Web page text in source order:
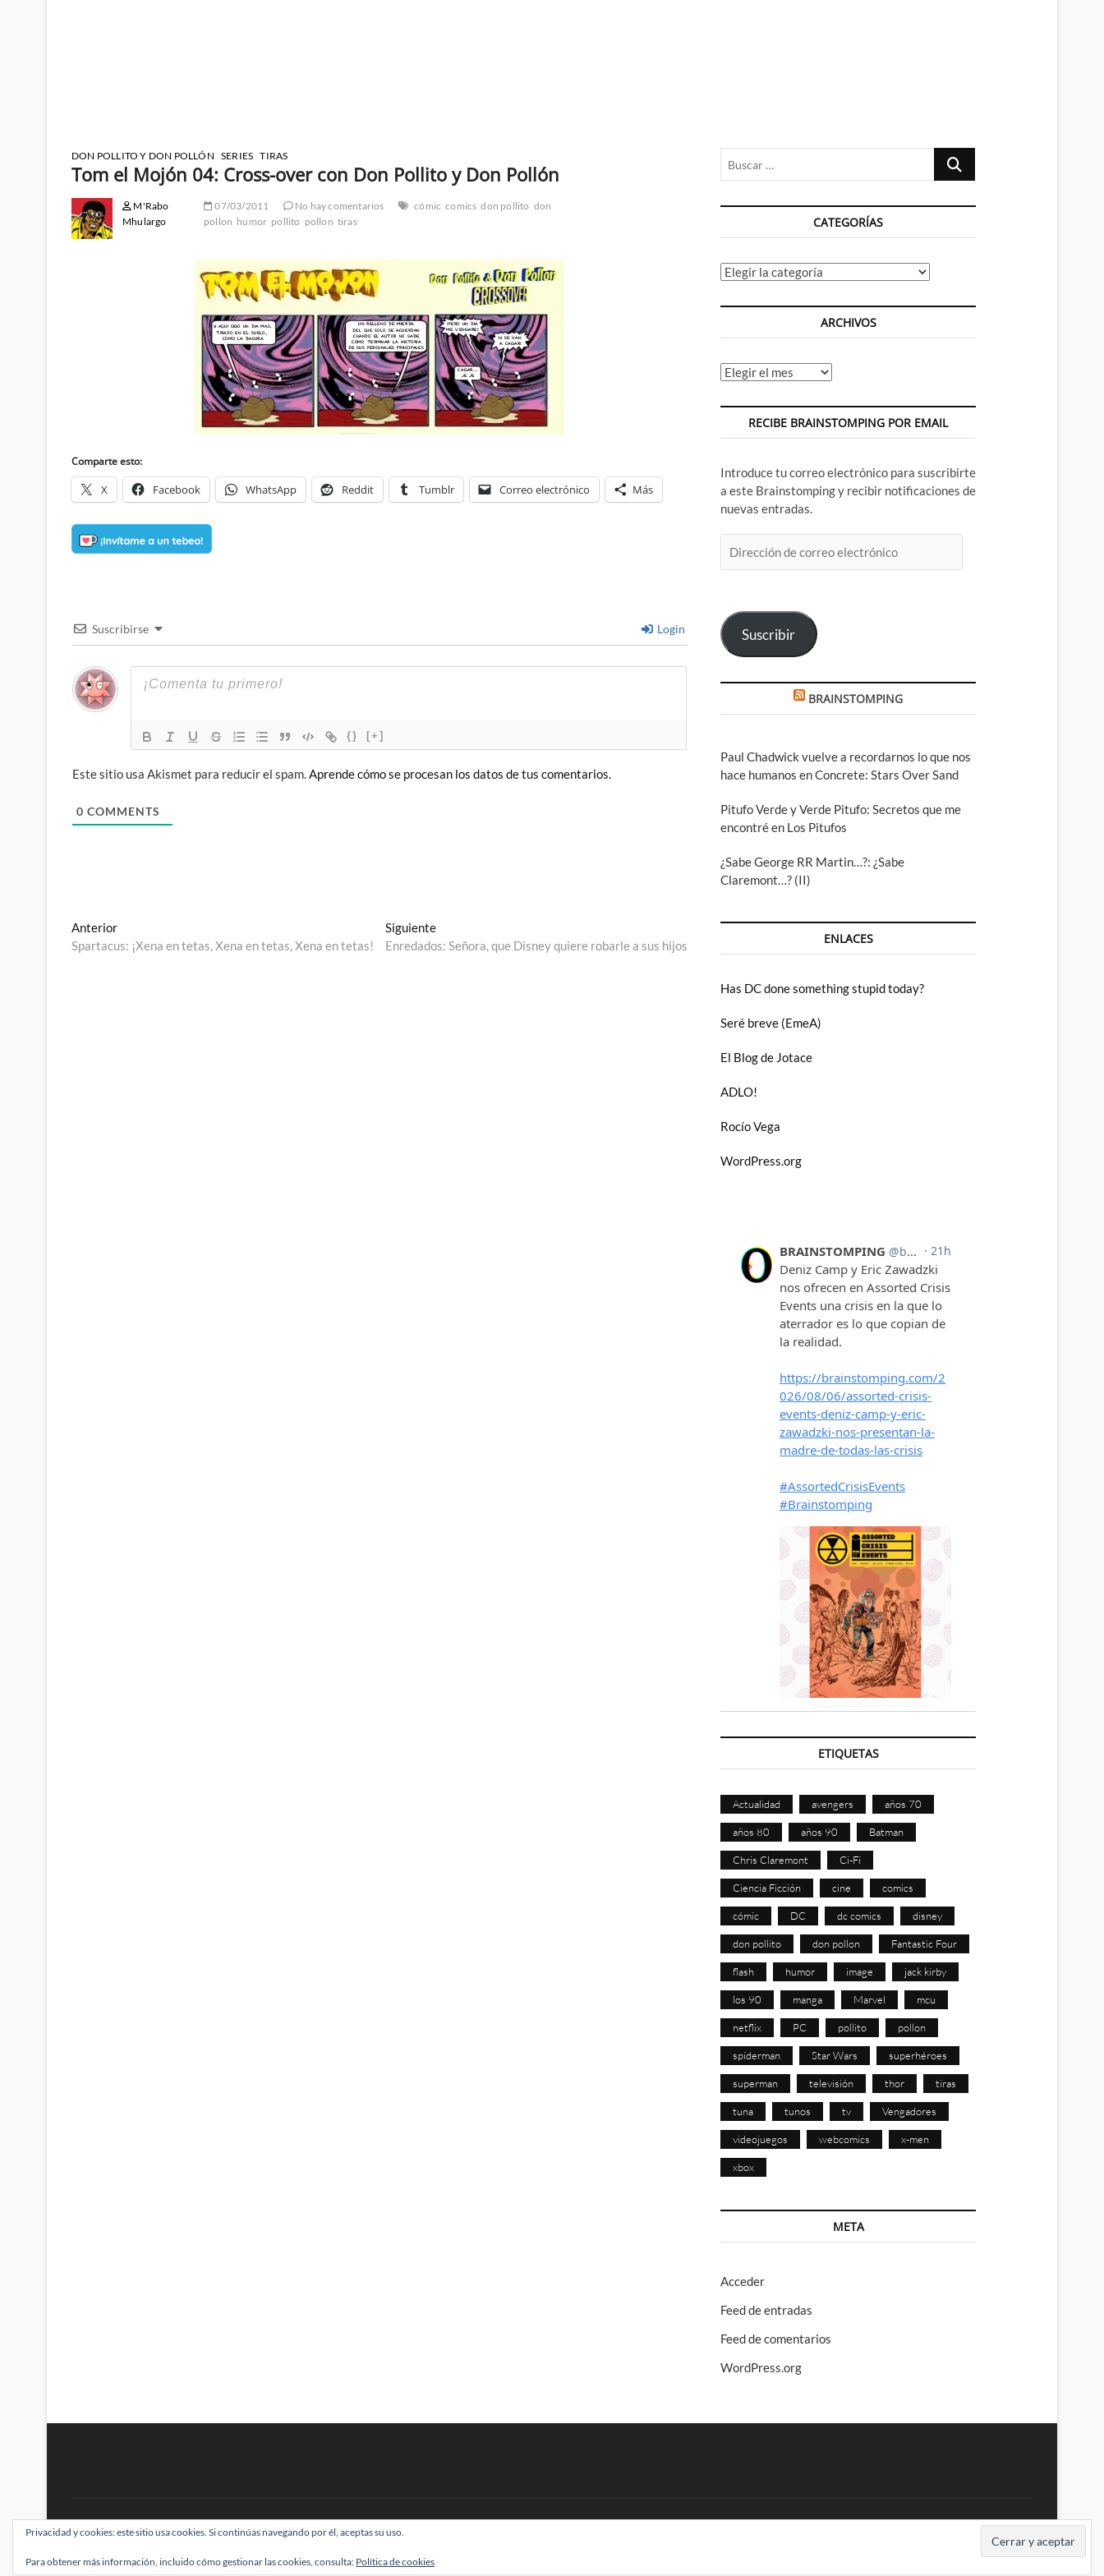
DON POLLITO Y DON POLLÓN SERIES TIRAS
Tom el Mojón 04: Cross-over con Don Pollito y Don Pollón
M'Rabo
Mhulargo
07/03/2011 No hay comentarios cómic comics don pollito don
pollon humor pollito pollon tiras
Comparte esto:
X Facebook WhatsApp Reddit Tumblr Correo electrónico Más
Suscribirse Login
{} [+]
Este sitio usa Akismet para reducir el spam.Aprende cómo se procesan los datos de tus comentarios.
0 COMMENTS
Navegación
de
AnteriorEntrada
anterior:
Spartacus: ¡Xena en tetas, Xena en tetas, Xena en tetas!
SiguienteEntrada
siguiente:
Enredados: Señora, que Disney quiere robarle a sus hijos
Buscar
CATEGORÍAS
Categorías
ARCHIVOS
Archivos
RECIBE BRAINSTOMPING POR EMAIL
Introduce tu correo electrónico para suscribirte
a este Brainstomping y recibir notificaciones de
nuevas entradas.
de
Suscribir
BRAINSTOMPING
Paul Chadwick vuelve a recordarnos lo que nos
hace humanos en Concrete: Stars Over Sand
Pitufo Verde y Verde Pitufo: Secretos que me
encontré en Los Pitufos
¿Sabe George RR Martin…?: ¿Sabe
Claremont…? (II)
ENLACES
Has DC done something stupid today?
Seré breve (EmeA)
El Blog de Jotace
ADLO!
Rocío Vega
WordPress.org
ETIQUETAS
Actualidad avengers años 70
años 80 años 90 Batman
Chris Claremont Ci-Fi
Ciencia Ficción cine comics
cómic DC dc comics disney
don pollito don pollon Fantastic Four
flash humor image jack kirby
los 90 manga Marvel mcu
netflix PC pollito pollon
spiderman Star Wars superhéroes
superman televisión thor tiras
tuna tunos tv Vengadores
videojuegos webcomics x-men
xbox
META
Acceder
Feed de entradas
Feed de comentarios
WordPress.org
BRAINSTOMPING| Diseñado por:Theme Freesia|WordPress| © Todos los derechos reservados
Privacidad y cookies: este sitio usa cookies. Si continúas navegando por él, aceptas su uso.
Para obtener más información, incluido cómo gestionar las cookies, consulta: Política de cookies